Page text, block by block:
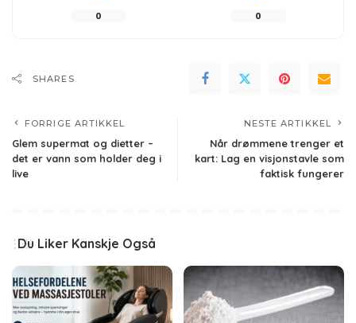
0 0
SHARES
FORRIGE ARTIKKEL
Glem supermat og dietter –
det er vann som holder deg i
live
NESTE ARTIKKEL
Når drømmene trenger et
kart: Lag en visjonstavle som
faktisk fungerer
Du Liker Kanskje Også